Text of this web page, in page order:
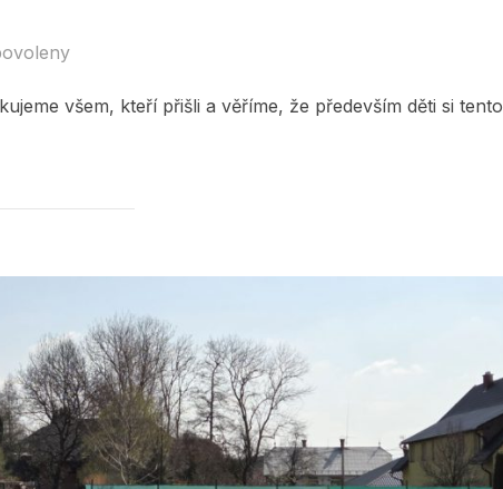
všem, kteří přišli a věříme, že především děti si tento